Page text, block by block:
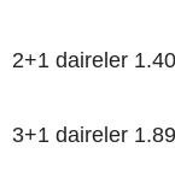
2+1 daireler
3+1 daireler